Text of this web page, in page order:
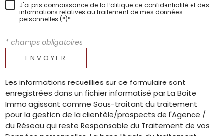
J'ai pris connaissance de la Politique de confidentialité et des
informations relatives au traitement de mes données
personnelles (*)*
* champs obligatoires
ENVOYER
Les informations recueillies sur ce formulaire sont
enregistrées dans un fichier informatisé par La Boite
Immo agissant comme Sous-traitant du traitement
pour la gestion de la clientèle/prospects de l'Agence /
du Réseau qui reste Responsable du Traitement de vos